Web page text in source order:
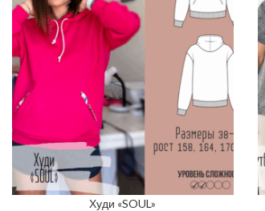
ВЫБЕРИТЕ ПАРАМЕТРЫ
Худи «SOUL»